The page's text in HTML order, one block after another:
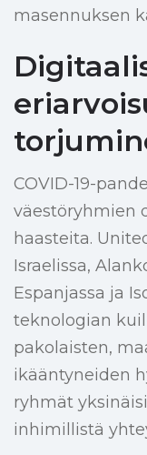
masennuksen
COVID-19-
väestöryhmien
haasteita.
Israelissa,
Espanjassa ja
teknologian
pakolaisten,
ikääntyneiden
ryhmät
inhimillistä